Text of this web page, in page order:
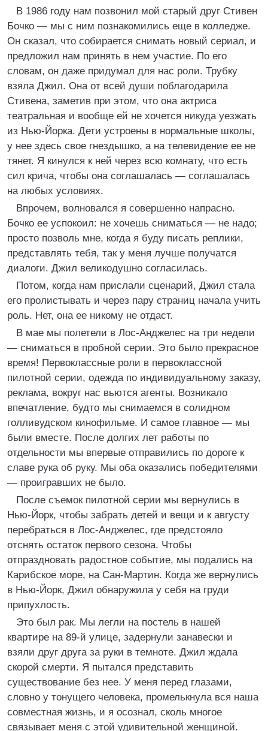
В 1986 году нам позвонил мой старый друг Стивен
Бочко — мы с ним познакомились еще в колледже.
Он сказал, что собирается снимать новый сериал, и
предложил нам принять в нем участие. По его
словам, он даже придумал для нас роли. Трубку
взяла Джил. Она от всей души поблагодарила
Стивена, заметив при этом, что она актриса
театральная и вообще ей не хочется никуда уезжать
из Нью-Йорка. Дети устроены в нормальные школы,
у нее здесь свое гнездышко, а на телевидение ее не
тянет. Я кинулся к ней через всю комнату, что есть
сил крича, чтобы она соглашалась — соглашалась
на любых условиях.
Впрочем, волновался я совершенно напрасно.
Бочко ее успокоил: не хочешь сниматься — не надо;
просто позволь мне, когда я буду писать реплики,
представлять тебя, так у меня лучше получатся
диалоги. Джил великодушно согласилась.
Потом, когда нам прислали сценарий, Джил стала
его пролистывать и через пару страниц начала учить
роль. Нет, она ее никому не отдаст.
В мае мы полетели в Лос-Анджелес на три недели
— сниматься в пробной серии. Это было прекрасное
время! Первоклассные роли в первоклассной
пилотной серии, одежда по индивидуальному заказу,
реклама, вокруг нас вьются агенты. Возникало
впечатление, будто мы снимаемся в солидном
голливудском кинофильме. И самое главное — мы
были вместе. После долгих лет работы по
отдельности мы впервые отправились по дороге к
славе рука об руку. Мы оба оказались победителями
— проигравших не было.
После съемок пилотной серии мы вернулись в
Нью-Йорк, чтобы забрать детей и вещи и к августу
перебраться в Лос-Анджелес, где предстояло
отснять остаток первого сезона. Чтобы
отпраздновать радостное событие, мы подались на
Карибское море, на Сан-Мартин. Когда же вернулись
в Нью-Йорк, Джил обнаружила у себя на груди
припухлость.
Это был рак. Мы легли на постель в нашей
квартире на 89-й улице, задернули занавески и
взяли друг друга за руки в темноте. Джил ждала
скорой смерти. Я пытался представить
существование без нее. У меня перед глазами,
словно у тонущего человека, промелькнула вся наша
совместная жизнь, и я осознал, сколь многое
связывает меня с этой удивительной женщиной.